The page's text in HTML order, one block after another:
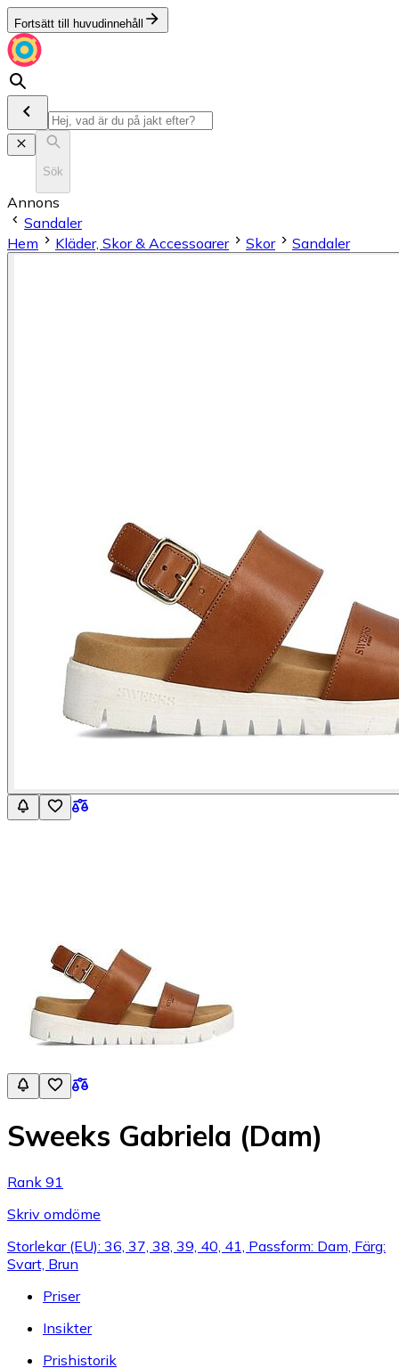
Fortsätt till huvudinnehåll
Sök
Annons
Sandaler
Hem
Kläder, Skor & Accessoarer Skor Sandaler
Sweeks Gabriela (Dam)
Rank 91
Skriv omdöme
Storlekar (EU): 36, 37, 38, 39, 40, 41, Passform: Dam, Färg:
Svart, Brun
Priser
Insikter
Prishistorik